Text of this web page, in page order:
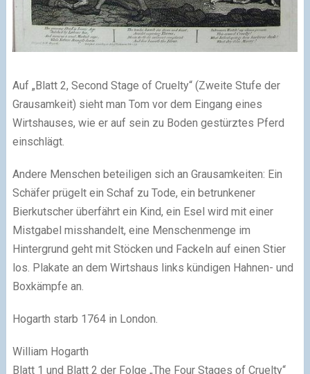
Auf „Blatt 2, Second Stage of Cruelty“ (Zweite Stufe der
Grausamkeit) sieht man Tom vor dem Eingang eines
Wirtshauses, wie er auf sein zu Boden gestürztes Pferd
einschlägt.
Andere Menschen beteiligen sich an Grausamkeiten: Ein
Schäfer prügelt ein Schaf zu Tode, ein betrunkener
Bierkutscher überfährt ein Kind, ein Esel wird mit einer
Mistgabel misshandelt, eine Menschenmenge im
Hintergrund geht mit Stöcken und Fackeln auf einen Stier
los. Plakate an dem Wirtshaus links kündigen Hahnen- und
Boxkämpfe an.
Hogarth starb 1764 in London.
William Hogarth
Blatt 1 und Blatt 2 der Folge „The Four Stages of Cruelty“